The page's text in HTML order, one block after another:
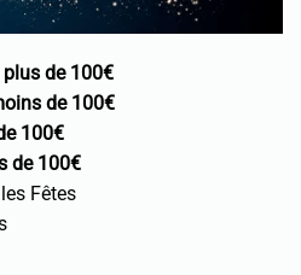
de 100€
de 100€
100€
de 100€
Fêtes